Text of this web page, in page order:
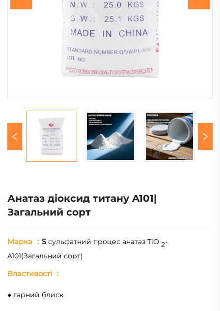
Анатаз діоксид титану A101|
Загальний сорт
Марка ： S сульфатний процес анатаз TiO 2-
A101(Загальний сорт)
Властивості ：
◆ гарний блиск